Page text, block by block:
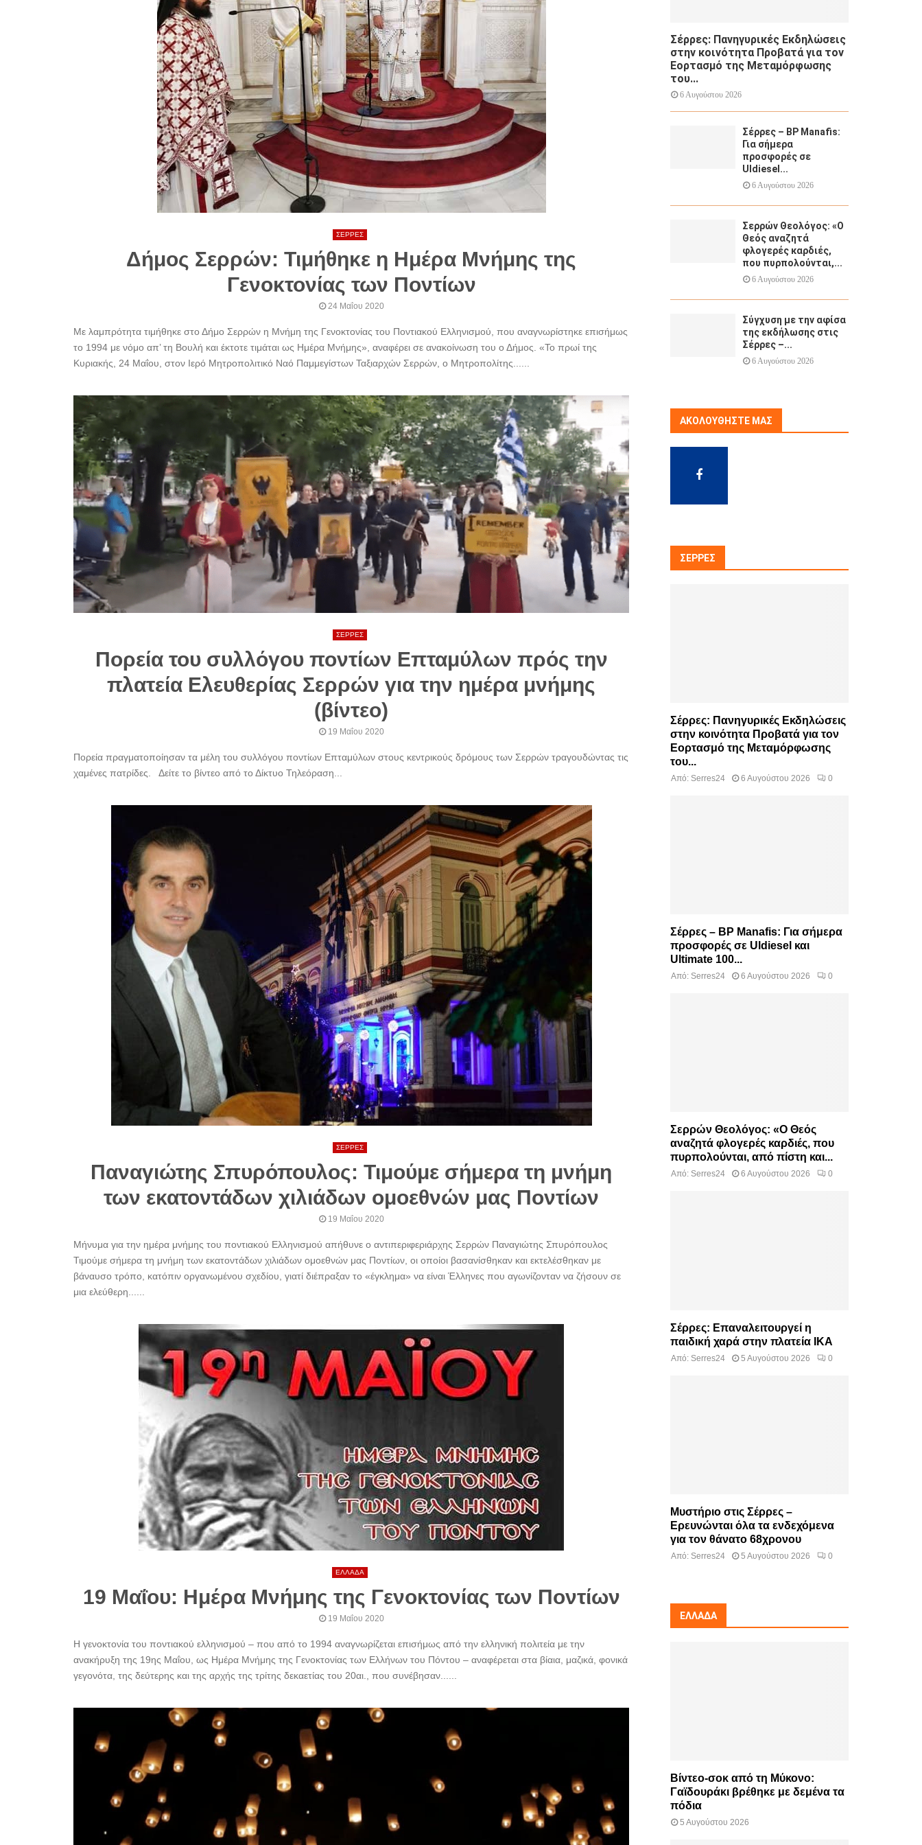
ΣΕΡΡΕΣ
Δήμος Σερρών: Τιμήθηκε η Ημέρα Μνήμης της
Γενοκτονίας των Ποντίων
24 Μαΐου 2020
Με λαμπρότητα τιμήθηκε στο Δήμο Σερρών η Μνήμη της Γενοκτονίας του Ποντιακού Ελληνισμού, που αναγνωρίστηκε επισήμως
το 1994 με νόμο απ’ τη Βουλή και έκτοτε τιμάται ως Ημέρα Μνήμης», αναφέρει σε ανακοίνωση του ο Δήμος. «Το πρωί της
Κυριακής, 24 Μαΐου, στον Ιερό Μητροπολιτικό Ναό Παμμεγίστων Ταξιαρχών Σερρών, ο Μητροπολίτης......
ΣΕΡΡΕΣ
Πορεία του συλλόγου ποντίων Επταμύλων πρός την
πλατεία Ελευθερίας Σερρών για την ημέρα μνήμης
(βίντεο)
19 Μαΐου 2020
Πορεία πραγματοποίησαν τα μέλη του συλλόγου ποντίων Επταμύλων στους κεντρικούς δρόμους των Σερρών τραγουδώντας τις
χαμένες πατρίδες. Δείτε το βίντεο από το Δίκτυο Τηλεόραση...
ΣΕΡΡΕΣ
Παναγιώτης Σπυρόπουλος: Τιμούμε σήμερα τη μνήμη
των εκατοντάδων χιλιάδων ομοεθνών μας Ποντίων
19 Μαΐου 2020
Μήνυμα για την ημέρα μνήμης του ποντιακού Ελληνισμού απήθυνε ο αντιπεριφεριάρχης Σερρών Παναγιώτης Σπυρόπουλος
Τιμούμε σήμερα τη μνήμη των εκατοντάδων χιλιάδων ομοεθνών μας Ποντίων, οι οποίοι βασανίσθηκαν και εκτελέσθηκαν με
βάναυσο τρόπο, κατόπιν οργανωμένου σχεδίου, γιατί διέπραξαν το «έγκλημα» να είναι Έλληνες που αγωνίζονταν να ζήσουν σε
μια ελεύθερη......
ΕΛΛΑΔΑ
19 Μαΐου: Ημέρα Μνήμης της Γενοκτονίας των Ποντίων
19 Μαΐου 2020
Η γενοκτονία του ποντιακού ελληνισμού – που από το 1994 αναγνωρίζεται επισήμως από την ελληνική πολιτεία με την
ανακήρυξη της 19ης Μαΐου, ως Ημέρα Μνήμης της Γενοκτονίας των Ελλήνων του Πόντου – αναφέρεται στα βίαια, μαζικά, φονικά
γεγονότα, της δεύτερης και της αρχής της τρίτης δεκαετίας του 20αι., που συνέβησαν......
Σέρρες: Πανηγυρικές Εκδηλώσεις
στην κοινότητα Προβατά για τον
Εορτασμό της Μεταμόρφωσης
του...
6 Αυγούστου 2026
Σέρρες – BP Manafis:
Για σήμερα
προσφορές σε
Uldiesel...
6 Αυγούστου 2026
Σερρών Θεολόγος: «Ο
Θεός αναζητά
φλογερές καρδιές,
που πυρπολούνται,...
6 Αυγούστου 2026
Σύγχυση με την αφίσα
της εκδήλωσης στις
Σέρρες –...
6 Αυγούστου 2026
ΑΚΟΛΟΥΘΉΣΤΕ ΜΑΣ
ΣΈΡΡΕΣ
Σέρρες: Πανηγυρικές Εκδηλώσεις
στην κοινότητα Προβατά για τον
Εορτασμό της Μεταμόρφωσης
του...
Από: Serres24 6 Αυγούστου 2026 0
Σέρρες – BP Manafis: Για σήμερα
προσφορές σε Uldiesel και
Ultimate 100...
Από: Serres24 6 Αυγούστου 2026 0
Σερρών Θεολόγος: «Ο Θεός
αναζητά φλογερές καρδιές, που
πυρπολούνται, από πίστη και...
Από: Serres24 6 Αυγούστου 2026 0
Σέρρες: Επαναλειτουργεί η
παιδική χαρά στην πλατεία ΙΚΑ
Από: Serres24 5 Αυγούστου 2026 0
Μυστήριο στις Σέρρες –
Ερευνώνται όλα τα ενδεχόμενα
για τον θάνατο 68χρονου
Από: Serres24 5 Αυγούστου 2026 0
ΕΛΛΆΔΑ
Βίντεο-σοκ από τη Μύκονο:
Γαϊδουράκι βρέθηκε με δεμένα τα
πόδια
5 Αυγούστου 2026